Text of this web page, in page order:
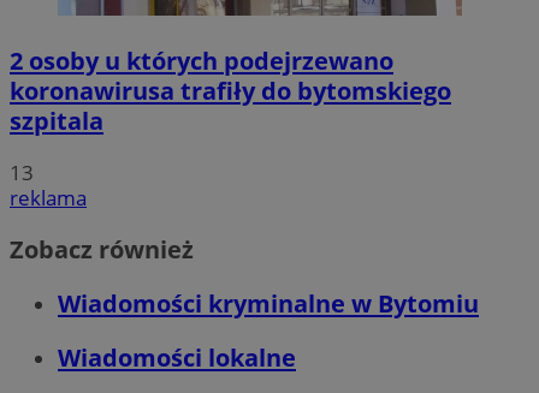
2 osoby u których podejrzewano
koronawirusa trafiły do bytomskiego
szpitala
13
reklama
Zobacz również
Wiadomości kryminalne w Bytomiu
Wiadomości lokalne